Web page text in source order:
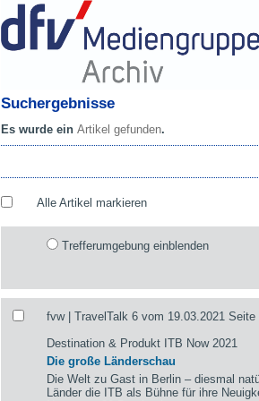
Suchergebnisse
Es wurde ein Artikel gefunden.
Alle Artikel markieren
Trefferumgebung einblenden
fvw | TravelTalk 6 vom 19.03.2021
Destination & Produkt ITB Now 2021
Die große Länderschau
Die Welt zu Gast in Berlin – diesmal
Länder die ITB als Bühne für ihre